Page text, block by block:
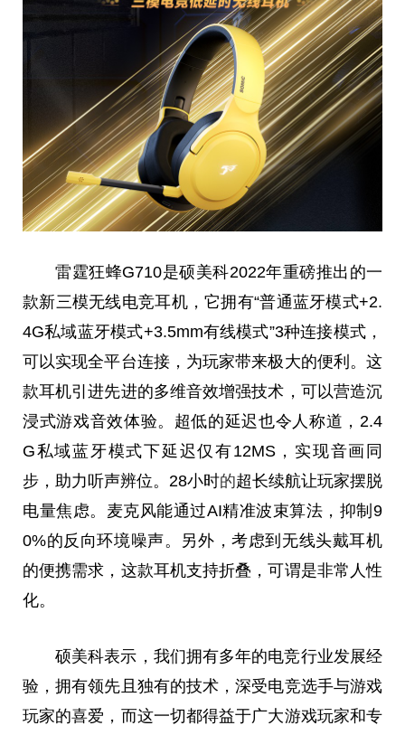
雷霆狂蜂G710是硕美科2022年重磅推出的一
款新三模无线电竞耳机，它拥有“普通蓝牙模式+2.
4G私域蓝牙模式+3.5mm有线模式”3种连接模式，
可以实现全平台连接，为玩家带来极大的便利。这
款耳机引进先进的多维音效增强技术，可以营造沉
浸式游戏音效体验。超低的延迟也令人称道，2.4
G私域蓝牙模式下延迟仅有12MS，实现音画同
步，助力听声辨位。28小时的超长续航让玩家摆脱
电量焦虑。麦克风能通过AI精准波束算法，抑制9
0%的反向环境噪声。另外，考虑到无线头戴耳机
的便携需求，这款耳机支持折叠，可谓是非常人性
化。
硕美科表示，我们拥有多年的电竞行业发展经
验，拥有领先且独有的技术，深受电竞选手与游戏
玩家的喜爱，而这一切都得益于广大游戏玩家和专